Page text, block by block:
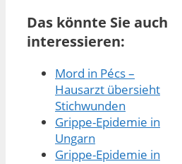
Das könnte Sie auch
interessieren:
Mord in Pécs –
Hausarzt übersieht
Stichwunden
Grippe-Epidemie in
Ungarn
Grippe-Epidemie in